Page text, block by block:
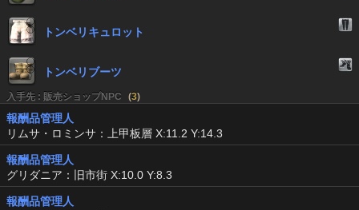
トンベリキュロット
トンベリブーツ
入手先 : 販売ショップNPC (3)
報酬品管理人
リムサ・ロミンサ：上甲板層 X:11.2 Y:14.3
報酬品管理人
グリダニア：旧市街 X:10.0 Y:8.3
報酬品管理人